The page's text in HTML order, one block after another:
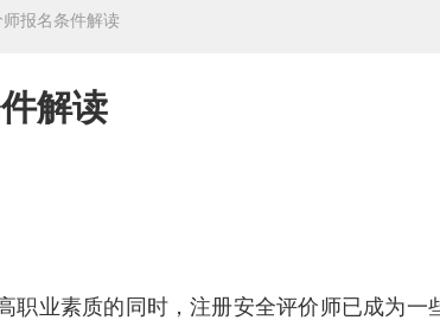
报名条件解读
解读
职业素质的同时，注册安全评价师已成为一